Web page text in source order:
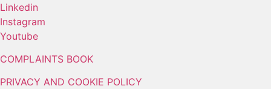
Linkedin
Instagram
Youtube
COMPLAINTS BOOK
PRIVACY AND COOKIE POLICY